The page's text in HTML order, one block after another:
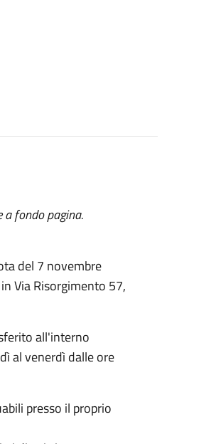
a fondo pagina.
del 7 novembre
Via Risorgimento 57,
all'interno
al venerdì dalle ore
presso il proprio